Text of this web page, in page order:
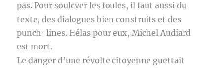
pas. Pour soulever les foules, il faut aussi du
texte, des dialogues bien construits et des
punch-lines. Hélas pour eux, Michel Audiard
est mort.
Le danger d’une révolte citoyenne guettait